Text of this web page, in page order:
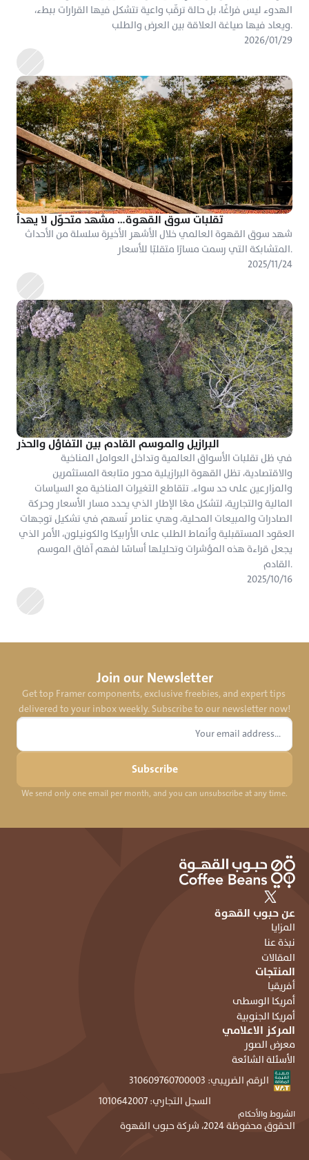
ويعاد فيها صياغة العلاقة بين العرض والطلب.
٢٩‏/٠١‏/٢٠٢٦
تقلبات سوق القهوة… مشهد متحوّل لا يهدأ
المتشابكة التي رسمت مسارًا متقلبًا للأسعار.
٢٤‏/١١‏/٢٠٢٥
البرازيل والموسم القادم بين التفاؤل والحذر
القادم.
١٦‏/١٠‏/٢٠٢٥
Join our Newsletter
Get top Framer components, exclusive freebies, and expert tips
delivered to your inbox weekly. Subscribe to our newsletter now!
Subscribe
We send only one email per month, and you can unsubscribe at any time.
المركز الاعلامي
معرض الصور
الأسئلة الشائعة
المنتجات
أفريقيا
أمريكا الوسطى
أمريكا الجنوبية
عن حبوب القهوة
المزايا
نبذة عنا
المقالات
السجل التجاري: ١٠١٠٦٤٢٠٠٧
الرقم الضريبي: ٣١٠٦٠٩٧٦٠٧٠٠٠٠٣
الشروط والأحكام
الحقوق محفوظة 2024، شركة حبوب القهوة